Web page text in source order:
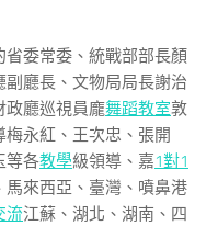
委常委、統戰部部長顏
廳長、文物局局長謝治
政廳巡視員龐舞蹈教室敦
永紅、王次忠、張開
等各教學級領導、嘉1對1
來西亞、臺灣、噴鼻港
流江蘇、湖北、湖南、四